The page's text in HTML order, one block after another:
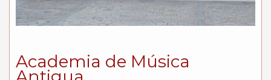
Academia de Música